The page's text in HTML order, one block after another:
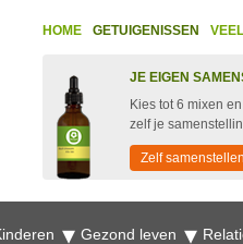
HOME GETUIGENISSEN
JE EIGEN
Kies tot 6 mixen
zelf je
Zelf samenstellen
Gezond leven